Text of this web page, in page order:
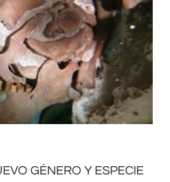
GÉNERO Y ESPECIE